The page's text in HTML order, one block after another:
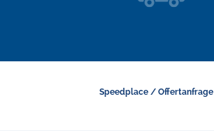
Speedplace / Offertanfrage